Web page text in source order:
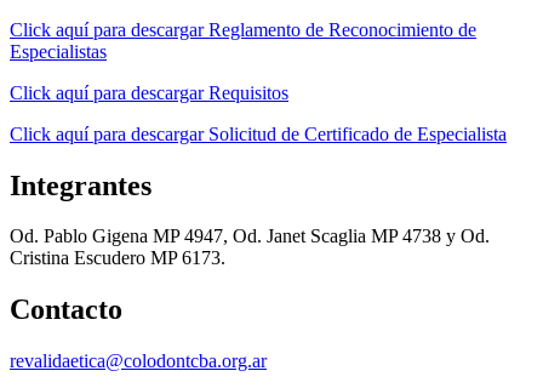
Click aquí para descargar Reglamento de Reconocimiento de
Especialistas
Click aquí para descargar Requisitos
Click aquí para descargar Solicitud de Certificado de Especialista
Integrantes
Od. Pablo Gigena MP 4947, Od. Janet Scaglia MP 4738 y Od.
Cristina Escudero MP 6173.
Contacto
revalidaetica@colodontcba.org.ar